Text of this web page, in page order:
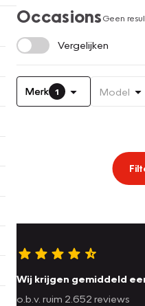
OccasionsGeen
Vergelijken
Merk 1 Model
Wij krijgen gemiddeld
o.b.v. ruim 2.652 reviews